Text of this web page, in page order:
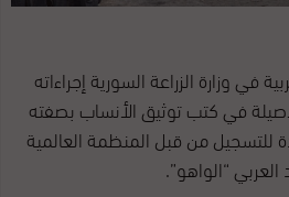
في وزارة الزراعة السورية إجراءاته
في كتب توثيق الأنساب بصفته
للتسجيل من قبل المنظمة العالمية
العربي “الواهو”.